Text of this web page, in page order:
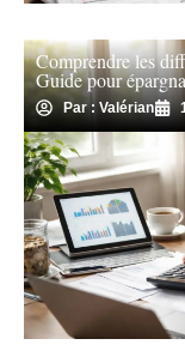
Comprendre les
Guide pour
Par : Valérian